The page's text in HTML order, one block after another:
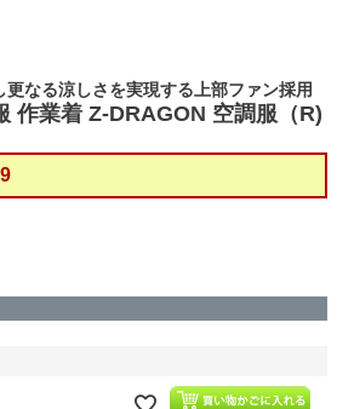
なる涼しさを実現する上部ファン採用
作業着 Z-DRAGON 空調服（R)